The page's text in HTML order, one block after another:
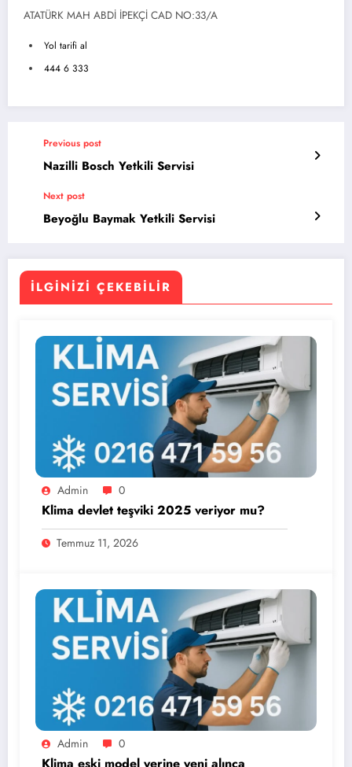
ATATÜRK MAH ABDİ İPEKÇİ CAD NO:33/A
Yol tarifi al
444 6 333
Previous post
Nazilli Bosch Yetkili Servisi
Next post
Beyoğlu Baymak Yetkili Servisi
İLGINIZI ÇEKEBILIR
Admin 0
Klima devlet teşviki 2025 veriyor mu?
Temmuz 11, 2026
Admin 0
Klima eski model yerine yeni alınca